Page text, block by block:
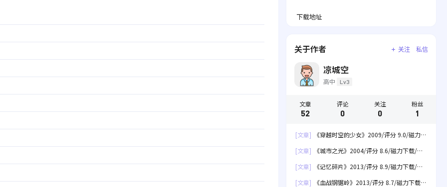
下载地址
关于作者 关注 私信
凉城空
高中 Lv3
文章
52
评论
0
关注
0
粉丝
1
[文章]
《穿越时空的少女》2009/评分 9.0/磁力下
[文章]
《城市之光》2004/评分 8.6/磁力下载/网
[文章]
《记忆碎片》2013/评分 8.9/磁力下载/网
[文章]
《血战钢锯岭》2013/评分 8.7/磁力下载/